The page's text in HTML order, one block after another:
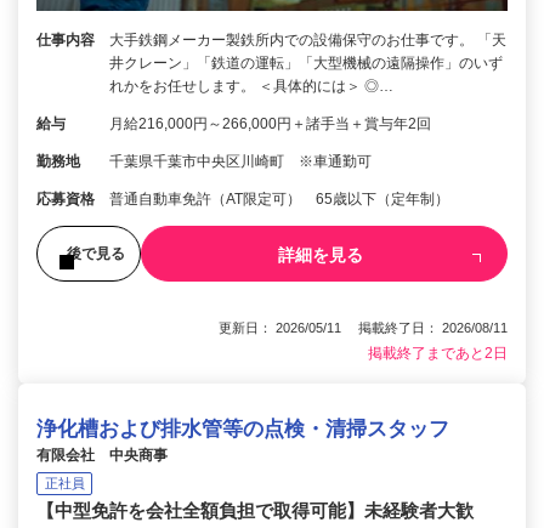
仕事内容
大手鉄鋼メーカー製鉄所内での設備保守のお仕事です。 「天
井クレーン」「鉄道の運転」「大型機械の遠隔操作」のいず
れかをお任せします。 ＜具体的には＞ ◎…
給与 月給216,000円～266,000円＋諸手当＋賞与年2回
勤務地 千葉県千葉市中央区川崎町 ※車通勤可
応募資格 普通自動車免許（AT限定可） 65歳以下（定年制）
後で見る 詳細を見る
更新日： 2026/05/11 掲載終了日： 2026/08/11
掲載終了まであと2日
浄化槽および排水管等の点検・清掃スタッフ
有限会社 中央商事
正社員
【中型免許を会社全額負担で取得可能】未経験者大歓